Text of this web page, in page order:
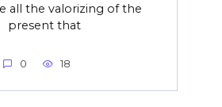
all the valorizing of the
present that
0 18